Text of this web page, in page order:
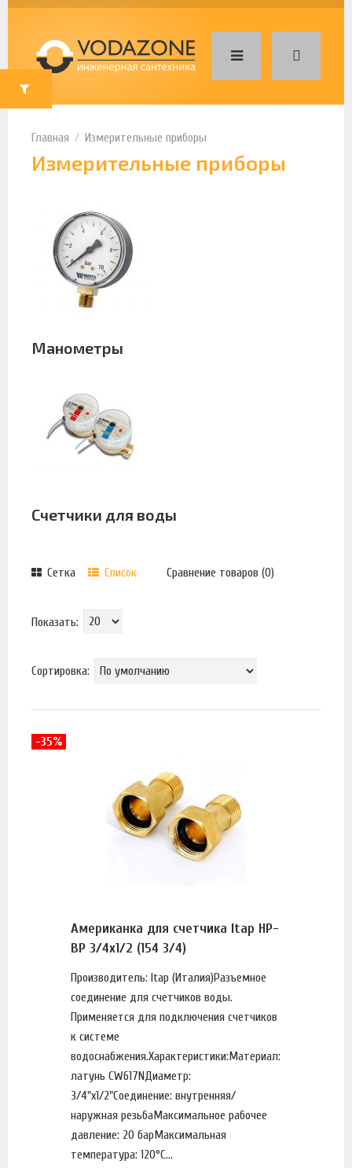
Измерительные приборы
Измерительные приборы
Манометры
Счетчики для воды
Сетка Список Сравнение товаров (0)
Показать:
Сортировка:
Американка для счетчика Itap НР-
ВР 3/4х1/2 (154 3/4)
Производитель: Itap (Италия)Разъемное
соединение для счетчиков воды.
Применяется для подключения счетчиков
к системе
водоснабжения.Характеристики:Материал:
латунь CW617NДиаметр:
3/4"х1/2"Соединение: внутренняя/
наружная резьбаМаксимальное рабочее
давление: 20 барМаксимальная
температура: 120°С...
-35%